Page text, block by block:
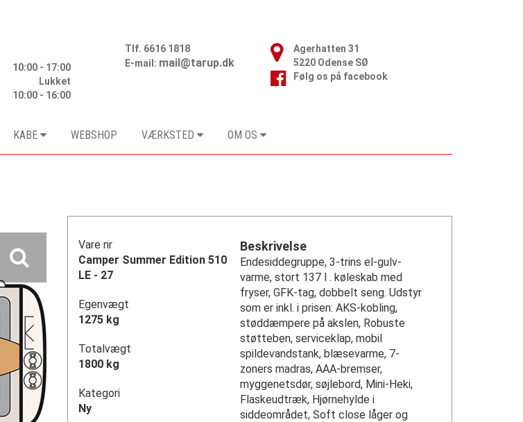
10:00 - 17:00
Lukket
10:00 - 16:00
Tlf. 6616 1818
E-mail: mail@tarup.dk
Agerhatten 31
5220 Odense SØ
Følg os på facebook
KABE WEBSHOP VÆRKSTED OM OS
Vare nr
Camper Summer Edition 510
LE - 27
Egenvægt
1275 kg
Totalvægt
1800 kg
Kategori
Ny
Beskrivelse
Endesiddegruppe, 3-trins el-gulv-
varme, stort 137 l . køleskab med
fryser, GFK-tag, dobbelt seng. Udstyr
som er inkl. i prisen: AKS-kobling,
støddæmpere på akslen, Robuste
støtteben, serviceklap, mobil
spildevandstank, blæsevarme, 7-
zoners madras, AAA-bremser,
myggenetsdør, søjlebord, Mini-Heki,
Flaskeudtræk, Hjørnehylde i
siddeområdet, Soft close låger og